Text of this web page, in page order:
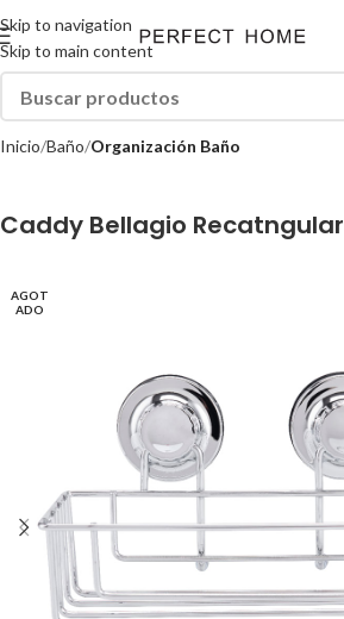
Skip to navigation
Skip to main content
Inicio Baño Organización Baño
Caddy Bellagio Recatngular
AGOT
ADO